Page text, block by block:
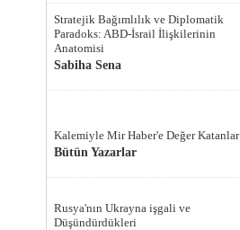
Stratejik Bağımlılık ve Diplomatik
Paradoks: ABD-İsrail İlişkilerinin
Anatomisi
Sabiha Sena
Kalemiyle Mir Haber'e Değer Katanlar
Bütün Yazarlar
Rusya'nın Ukrayna işgali ve
Düşündürdükleri